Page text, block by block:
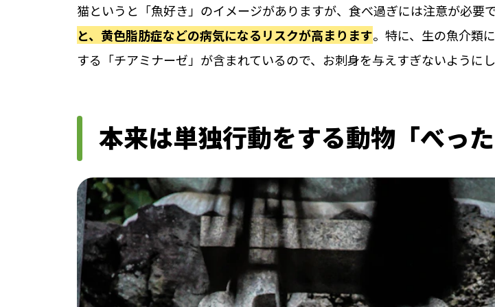
猫というと「魚好き」のイメージがありますが、食べ過ぎには注意が必要で
と、黄色脂肪症などの病気になるリスクが高まります。特に、生の魚介類
する「チアミナーゼ」が含まれているので、お刺身を与えすぎないようにし
本来は単独行動をする動物「べった